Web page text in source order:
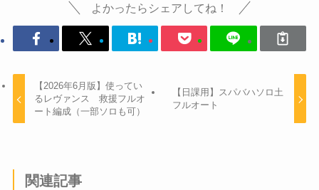
よかったらシェアしてね！
【2026年6月版】使ってい
るレヴァンス 救援フルオ
ート編成（一部ソロも可）
【日課用】スパバハソロ土
フルオート
関連記事